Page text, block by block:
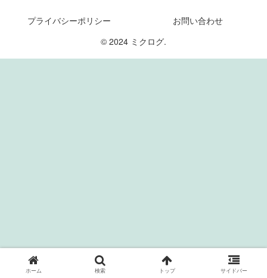
プライバシーポリシー
お問い合わせ
© 2024 ミクログ.
ホーム 検索 トップ サイドバー